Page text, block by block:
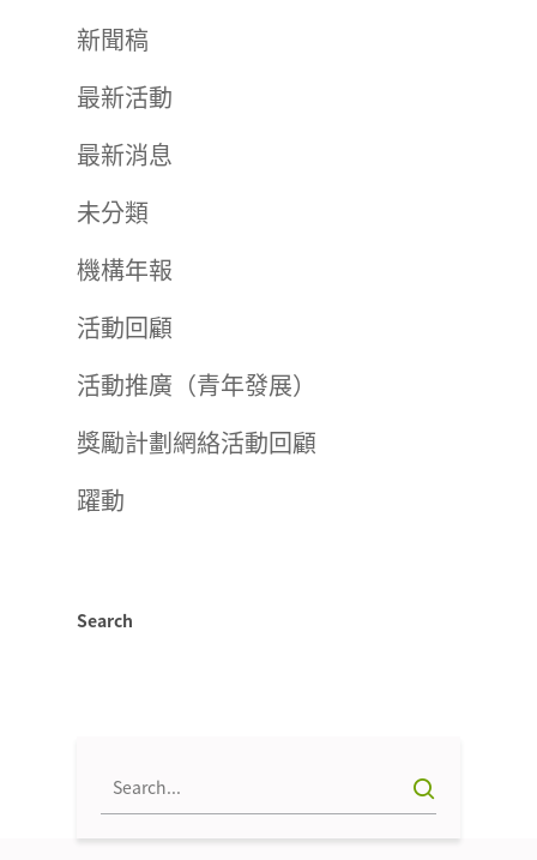
新聞稿
最新活動
最新消息
未分類
機構年報
活動回顧
活動推廣（青年發展）
獎勵計劃網絡活動回顧
躍動
Search